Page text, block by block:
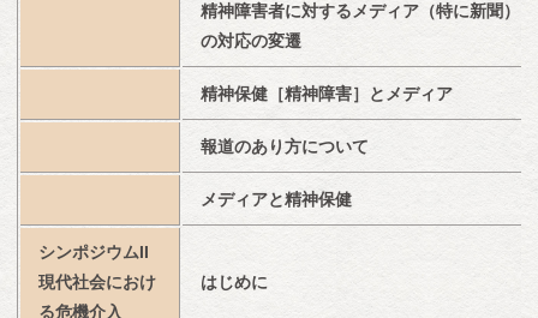
精神障害者に対するメディア（特に新聞）
の対応の変遷
精神保健［精神障害］とメディア
報道のあり方について
メディアと精神保健
シンポジウムII
現代社会におけ
る危機介入
はじめに